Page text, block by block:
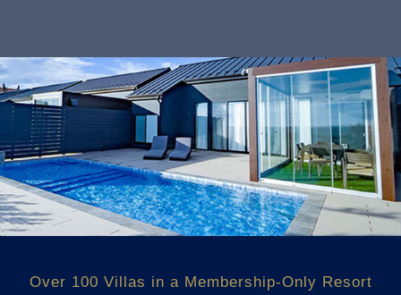
Over 100 Villas in a Membership-Only Resort